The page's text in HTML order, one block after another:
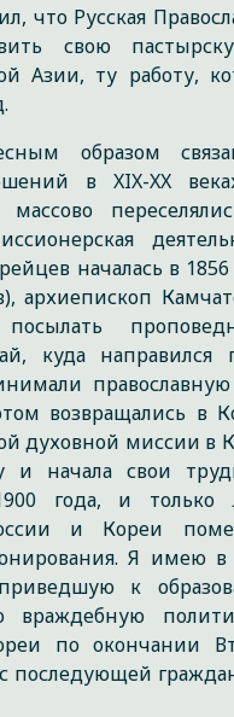
что Русская
свою
Азии, ту работу,
образом
в XIX-XX
началась в 1856
архиепископ
куда направился
возвращались в
духовной миссии в
и начала свои
года, и только
и Кореи
Я имею в
к
враждебную
по окончании